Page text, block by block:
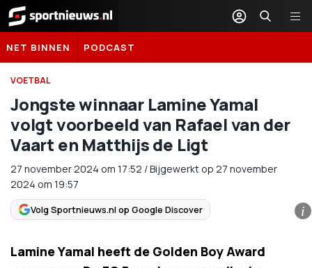
Sportnieuws.nl
NET BINNEN PODCAST
VOETBAL
Jongste winnaar Lamine Yamal
volgt voorbeeld van Rafael van der
Vaart en Matthijs de Ligt
27 november 2024 om 17:52 /Bijgewerkt op 27 november
2024 om 19:57
Volg Sportnieuws.nl op Google Discover i
Lamine Yamal heeft de Golden Boy Award